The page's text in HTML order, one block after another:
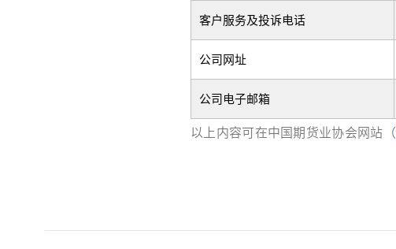
客户服务及投诉电话
公司网址
公司电子邮箱
以上内容可在中国期货业协会网站（